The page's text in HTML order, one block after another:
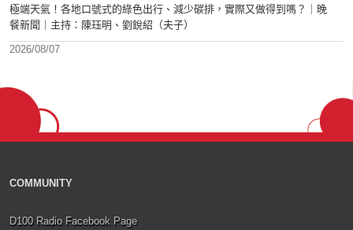
極端天氣！各地口號式的綠色出行、減少碳排，實際又做得到嗎？｜晚
餐新聞｜主持：陳珏明、劉銳紹（夫子）
2026/08/07
COMMUNITY
D100 Radio Facebook Page